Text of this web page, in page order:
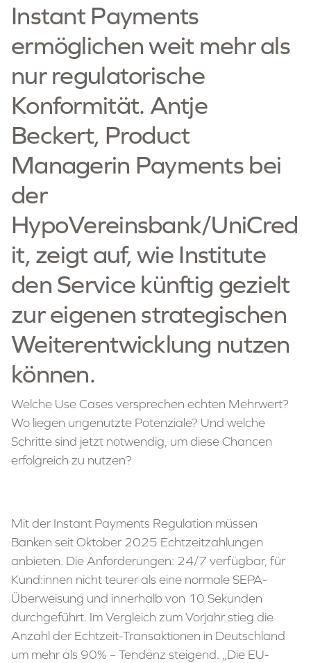
Instant Payments
ermöglichen weit mehr als
nur regulatorische
Konformität. Antje
Beckert, Product
Managerin Payments bei
der
HypoVereinsbank/UniCred
it, zeigt auf, wie Institute
den Service künftig gezielt
zur eigenen strategischen
Weiterentwicklung nutzen
können.
Welche Use Cases versprechen echten Mehrwert?
Wo liegen ungenutzte Potenziale? Und welche
Schritte sind jetzt notwendig, um diese Chancen
erfolgreich zu nutzen?
Mit der Instant Payments Regulation müssen
Banken seit Oktober 2025 Echtzeitzahlungen
anbieten. Die Anforderungen: 24/7 verfügbar, für
Kund:innen nicht teurer als eine normale SEPA-
Überweisung und innerhalb von 10 Sekunden
durchgeführt. Im Vergleich zum Vorjahr stieg die
Anzahl der Echtzeit-Transaktionen in Deutschland
um mehr als 90% – Tendenz steigend. „Die EU-